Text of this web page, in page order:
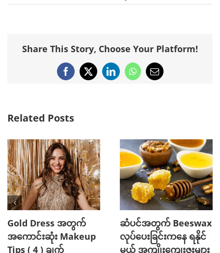
Share This Story, Choose Your Platform!
Facebook
X LinkedInWhatsApp
Email
Related Posts
Gold Dress အတွက်
အကောင်းဆုံး Makeup
Tips ( 4 ) ချက်
ဆံပင်အတွက် Beeswax
လုပ်ပေးခြင်းကနေ ရနိုင်
မယ့် အကျိုးကျေးဇူးများ